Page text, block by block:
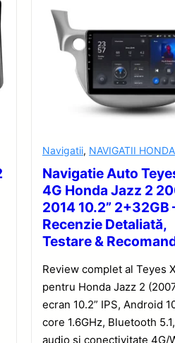
Navigatii, NAVIGATII HONDA
Navigatie Auto
4G Honda Jazz 2
2014 10.2”
Recenzie Detaliată,
Testare &
Review complet al Teyes
pentru Honda Jazz 2
ecran 10.2” IPS, Android
core 1.6GHz, Bluetooth
audio și conectivitate 4G/